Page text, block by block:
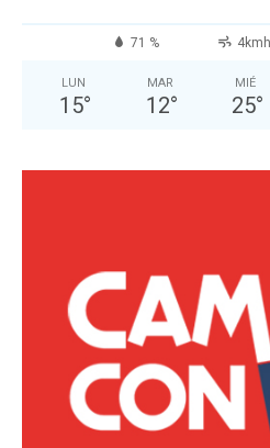
71 % 4kmh
LUN
15°
MAR
12°
MIÉ
25°